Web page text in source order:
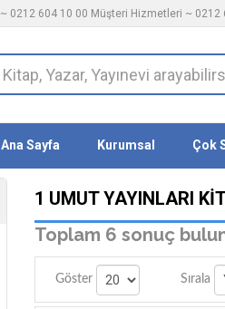
~ 0212 604 10 00 Müşteri Hizmetleri ~ 0212
Ana Sayfa Kurumsal Çok
1 UMUT YAYINLARI
Toplam 6 sonuç
Göster Sırala